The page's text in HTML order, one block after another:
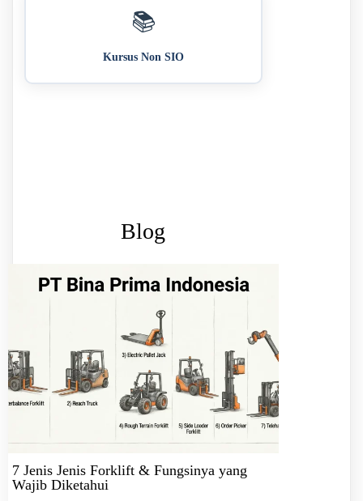
📚
Kursus Non SIO
Blog
7 Jenis Jenis Forklift & Fungsinya yang
Wajib Diketahui